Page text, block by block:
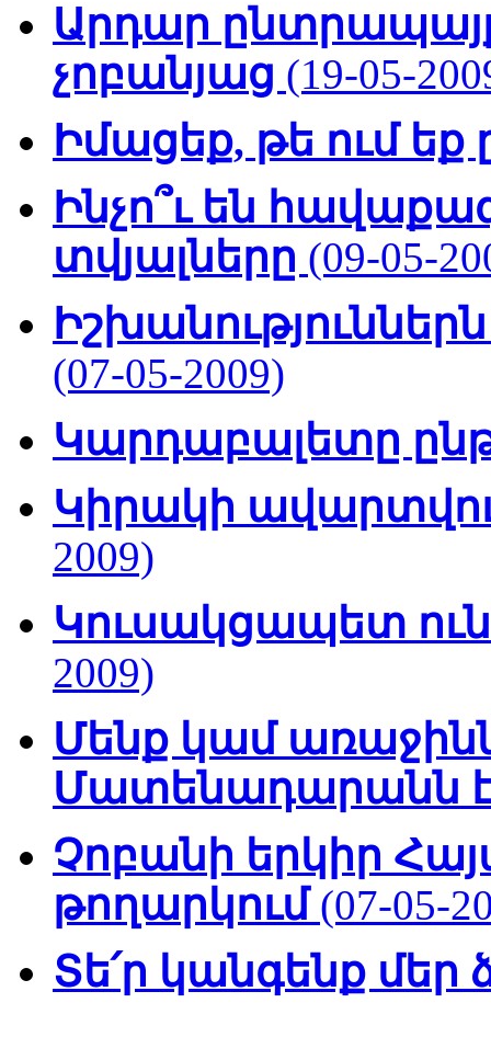
Արդար
չոբանյաց (19-05-
Իմացեք, թե ում եք
Ինչո՞ւ են
տվյալները (09-05-
(07-05-2009)
Կարդաբալետը
Կիրակի
2009)
Կուսակցապետ
2009)
Մենք կամ
Մատենադարանն
Չոբանի երկիր
թողարկում (07-05-
Տե՛ր կանգենք մեր